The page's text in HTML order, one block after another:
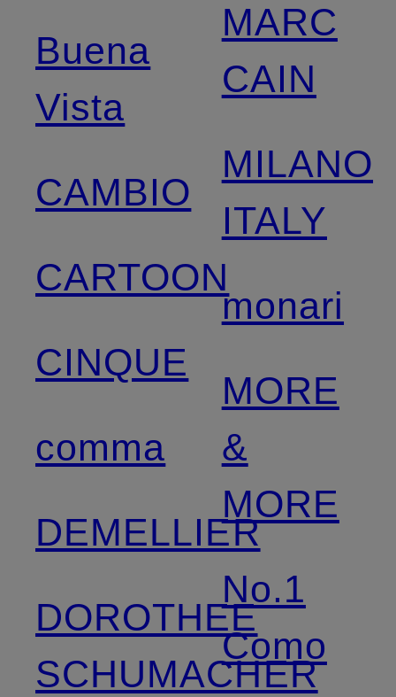
Buena
Vista
CAMBIO
CARTOON
CINQUE
comma
DEMELLIER
DOROTHEE
SCHUMACHER
MARC
CAIN
MILANO
ITALY
monari
MORE
&
MORE
No.1
Como